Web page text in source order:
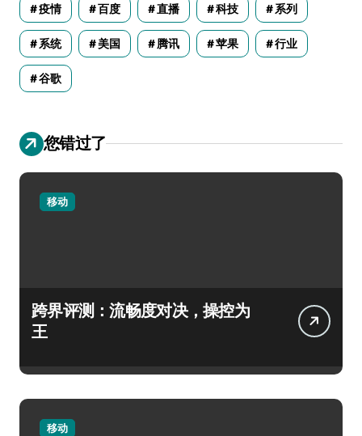
疫情 百度 直播 科技 系列
系统 美国 腾讯 苹果 行业
谷歌
您错过了
移动
跨界评测：流畅度对决，操控为
王
移动